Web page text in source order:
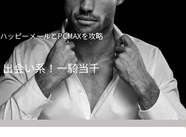
ハッピーメールとPCMAXを攻略
出会い系！一騎当千